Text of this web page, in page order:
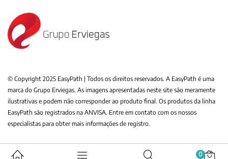
© Copyright 2025 EasyPath | Todos os direitos reservados. A EasyPath é uma
marca do Grupo Erviegas. As imagens apresentadas neste site são meramente
ilustrativas e podem não corresponder ao produto final. Os produtos da linha
EasyPath são registrados na ANVISA. Entre em contato com os nossos
especialistas para obter mais informações de registro.
0